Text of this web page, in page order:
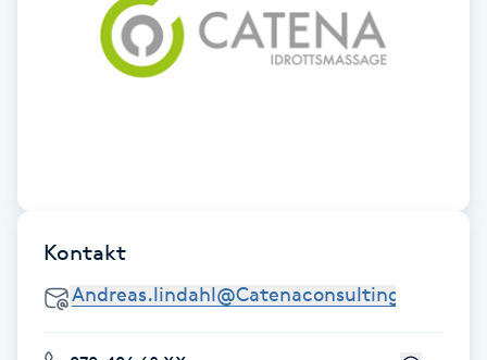
Fransborttagning
Fransfärgning
Kontakt